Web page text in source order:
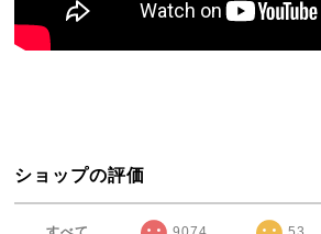
ショップの評価